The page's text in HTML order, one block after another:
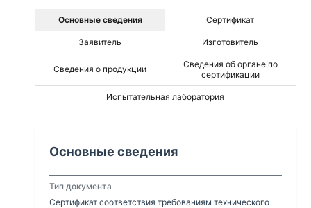
Основные сведения Сертификат
Заявитель Изготовитель
Сведения о продукции
Сведения об органе по
сертификации
Испытательная лаборатория
Основные сведения
Тип документа
Сертификат соответствия требованиям технического